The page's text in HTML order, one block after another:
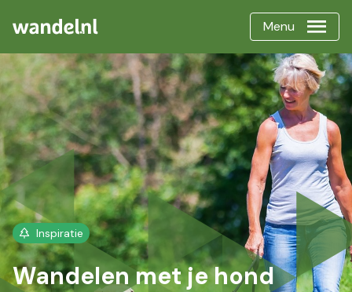
Menu
Inspiratie
Wandelen met je hond